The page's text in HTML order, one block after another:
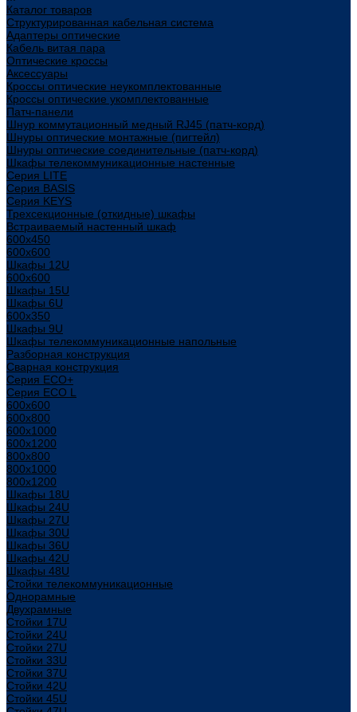
Каталог товаров
Структурированная кабельная система
Адаптеры оптические
Кабель витая пара
Оптические кроссы
Аксессуары
Кроссы оптические неукомплектованные
Кроссы оптические укомплектованные
Патч-панели
Шнур коммутационный медный RJ45 (патч-корд)
Шнуры оптические монтажные (пигтейл)
Шнуры оптические соединительные (патч-корд)
Шкафы телекоммуникационные настенные
Cерия LITE
Cерия BASIS
Cерия KEYS
Трехсекционные (откидные) шкафы
Встраиваемый настенный шкаф
600x450
600x600
Шкафы 12U
600x600
Шкафы 15U
Шкафы 6U
600x350
Шкафы 9U
Шкафы телекоммуникационные напольные
Разборная конструкция
Сварная конструкция
Серия ECO+
Серия ECO L
600x600
600x800
600х1000
600х1200
800x800
800х1000
800х1200
Шкафы 18U
Шкафы 24U
Шкафы 27U
Шкафы 30U
Шкафы 36U
Шкафы 42U
Шкафы 48U
Стойки телекоммуникационные
Однорамные
Двухрамные
Стойки 17U
Стойки 24U
Стойки 27U
Стойки 33U
Стойки 37U
Стойки 42U
Стойки 45U